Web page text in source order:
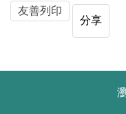
友善列印
分享